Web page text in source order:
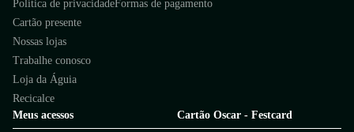
Política de privacidade
Cartão presente
Nossas lojas
Trabalhe conosco
Loja da Águia
Recicalce
Formas de pagamento
Meus acessos
Cartão Oscar - Festcard